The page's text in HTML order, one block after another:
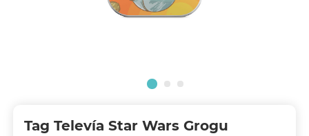
Tag Televía Star Wars Grogu